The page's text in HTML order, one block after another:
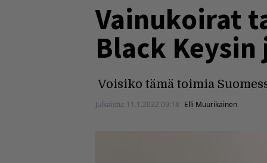
Vainukoirat
Black
Voisiko tämä toimia
Julkaistu: 11.1.2022 09:18 Elli Muurikainen